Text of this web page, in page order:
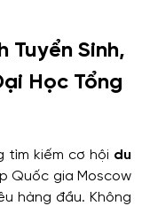
Tuyển Sinh,
Học Tổng
tìm kiếm cơ hội du
Quốc gia Moscow
hàng đầu. Không